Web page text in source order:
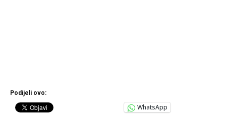
Podijeli ovo:
WhatsApp